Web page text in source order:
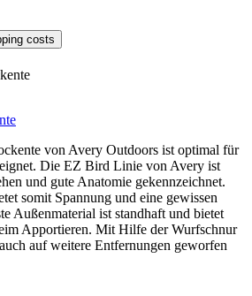
costs
von Avery Outdoors ist optimal für
Die EZ Bird Linie von Avery ist
und gute Anatomie gekennzeichnet.
somit Spannung und eine gewissen
Außenmaterial ist standhaft und bietet
Apportieren. Mit Hilfe der Wurfschnur
auf weitere Entfernungen geworfen